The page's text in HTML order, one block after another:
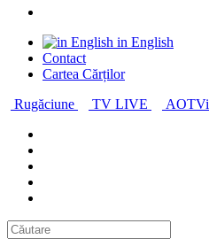
in English
Contact
Cartea Cărților
Rugăciune
TV LIVE AOTVi